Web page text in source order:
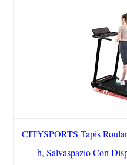
CITYSPORTS Tapis
h, Salvaspazio Con